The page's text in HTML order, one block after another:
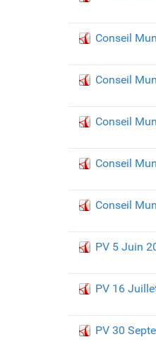
Conseil
Conseil
Conseil
Conseil
Conseil
PV 5 Juin
PV 16
PV 30